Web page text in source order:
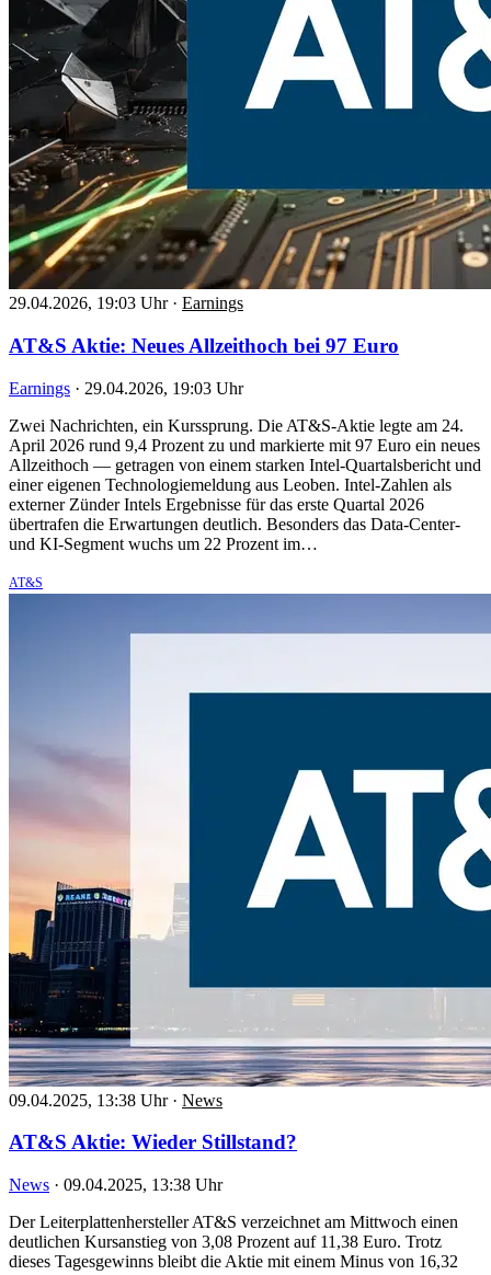
29.04.2026, 19:03 Uhr · Earnings
AT&S Aktie: Neues Allzeithoch bei 97 Euro
Earnings · 29.04.2026, 19:03 Uhr
Zwei Nachrichten, ein Kurssprung. Die AT&S-Aktie legte am 24.
April 2026 rund 9,4 Prozent zu und markierte mit 97 Euro ein neues
Allzeithoch — getragen von einem starken Intel-Quartalsbericht und
einer eigenen Technologiemeldung aus Leoben. Intel-Zahlen als
externer Zünder Intels Ergebnisse für das erste Quartal 2026
übertrafen die Erwartungen deutlich. Besonders das Data-Center-
und KI-Segment wuchs um 22 Prozent im…
AT&S
09.04.2025, 13:38 Uhr · News
AT&S Aktie: Wieder Stillstand?
News · 09.04.2025, 13:38 Uhr
Der Leiterplattenhersteller AT&S verzeichnet am Mittwoch einen
deutlichen Kursanstieg von 3,08 Prozent auf 11,38 Euro. Trotz
dieses Tagesgewinns bleibt die Aktie mit einem Minus von 16,32